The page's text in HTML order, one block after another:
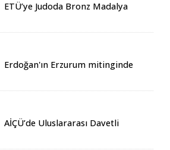
ETÜ’ye Judoda Bronz Madalya
Erdoğan'ın Erzurum mitinginde
AİÇÜ’de Uluslararası Davetli